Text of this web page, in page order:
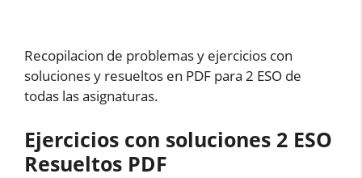
Recopilacion de problemas y ejercicios con
soluciones y resueltos en PDF para 2 ESO de
todas las asignaturas.
Ejercicios con soluciones 2 ESO
Resueltos PDF